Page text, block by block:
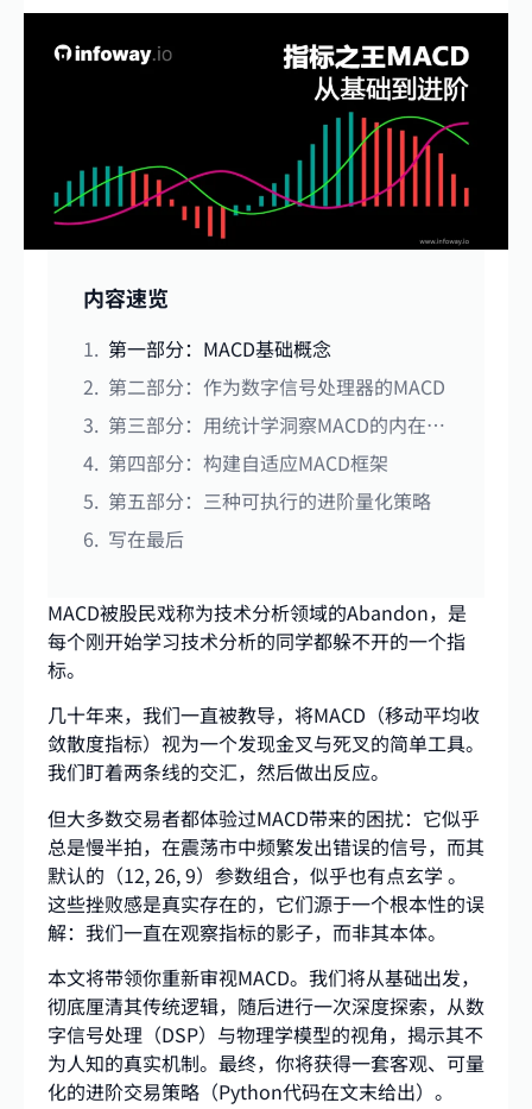
内容速览
第一部分：MACD基础概念
第二部分：作为数字信号处理器的MACD
第三部分：用统计学洞察MACD的内在规律
第四部分：构建自适应MACD框架
第五部分：三种可执行的进阶量化策略
写在最后
MACD被股民戏称为技术分析领域的Abandon，是
每个刚开始学习技术分析的同学都躲不开的一个指
标。
几十年来，我们一直被教导，将MACD（移动平均收
敛散度指标）视为一个发现金叉与死叉的简单工具。
我们盯着两条线的交汇，然后做出反应。
但大多数交易者都体验过MACD带来的困扰：它似乎
总是慢半拍，在震荡市中频繁发出错误的信号，而其
默认的（12, 26, 9）参数组合，似乎也有点玄学 。
这些挫败感是真实存在的，它们源于一个根本性的误
解：我们一直在观察指标的影子，而非其本体。
本文将带领你重新审视MACD。我们将从基础出发，
彻底厘清其传统逻辑，随后进行一次深度探索，从数
字信号处理（DSP）与物理学模型的视角，揭示其不
为人知的真实机制。最终，你将获得一套客观、可量
化的进阶交易策略（Python代码在文末给出）。